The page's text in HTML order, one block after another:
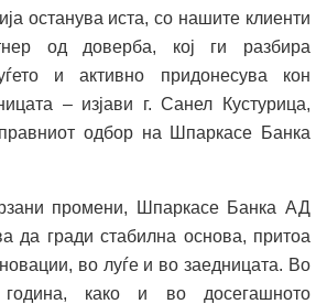
останува иста, со нашите клиенти
од доверба, кој ги разбира
и активно придонесува кон
– изјави г. Санел Кустурица,
одбор на Шпаркасе Банка
промени, Шпаркасе Банка АД
да гради стабилна основа, притоа
во луѓе и во заедницата. Во
како и во досегашното